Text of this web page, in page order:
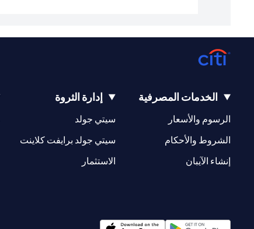
الخدمات المصرفية
الرسوم والأسعار
الشروط والأحكام
إنشاء الآيبان
إدارة الثروة
سيتي جولد
سيتي جولد برايفت كلاينت
الاستثمار